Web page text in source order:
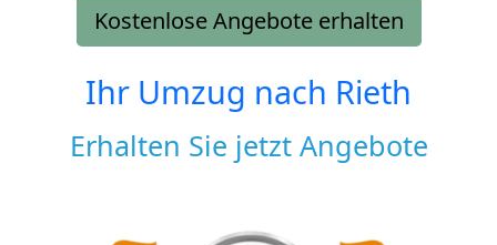
Kostenlose Angebote erhalten
Ihr Umzug nach Rieth
Erhalten Sie jetzt Angebote